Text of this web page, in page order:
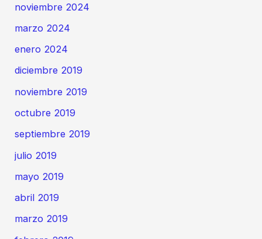
noviembre 2024
marzo 2024
enero 2024
diciembre 2019
noviembre 2019
octubre 2019
septiembre 2019
julio 2019
mayo 2019
abril 2019
marzo 2019